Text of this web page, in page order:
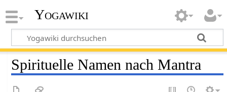
Yogawiki
Spirituelle Namen nach Mantra